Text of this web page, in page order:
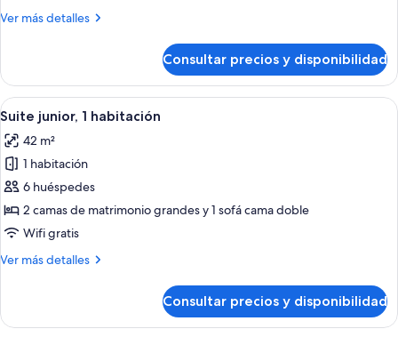
discapacidad
Ver más detalles
Más
accesible
para
personas
discapacidad
(Waterfront)
Consultar precios y disponibilidad
Abrir
todas
las
fotos
de
Suite
junior,
habitación
Una cama bien hecha con sábanas
5
Suite junior, 1 habitación
42 m²
1 habitación
6 huéspedes
2 camas de matrimonio grandes y 1 sofá cama doble
Wifi gratis
Ver más detalles
Más
junior,
Consultar precios y disponibilidad